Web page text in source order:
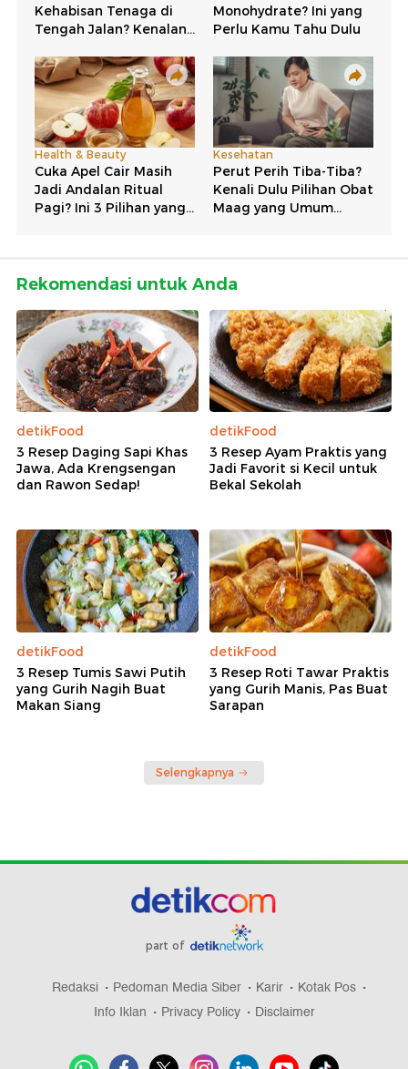
Rekomendasi untuk Anda
detikFood
3 Resep Daging Sapi Khas
Jawa, Ada Krengsengan
dan Rawon Sedap!
detikFood
3 Resep Ayam Praktis yang
Jadi Favorit si Kecil untuk
Bekal Sekolah
detikFood
3 Resep Tumis Sawi Putih
yang Gurih Nagih Buat
Makan Siang
detikFood
3 Resep Roti Tawar Praktis
yang Gurih Manis, Pas Buat
Sarapan
Selengkapnya
part of
Redaksi Pedoman Media Siber Karir
Kotak Pos
Info Iklan
Privacy Policy Disclaimer